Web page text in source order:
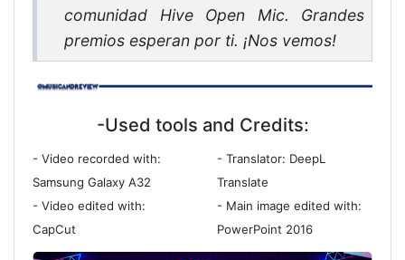
comunidad Hive Open Mic. Grandes
premios esperan por ti. ¡Nos vemos!
-Used tools and Credits:
- Video recorded with:
Samsung Galaxy A32
- Video edited with:
CapCut
- Translator: DeepL
Translate
- Main image edited with:
PowerPoint 2016